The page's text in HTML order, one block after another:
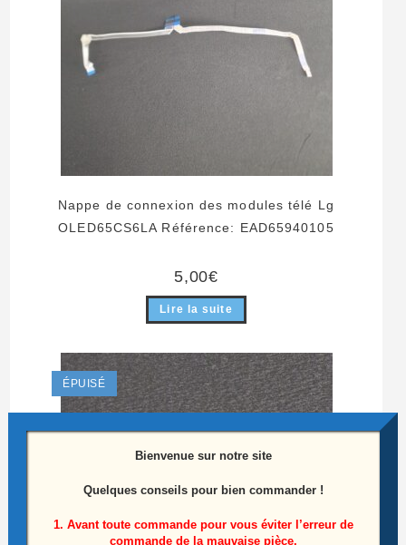
Nappe de connexion des modules télé Lg
OLED65CS6LA Référence: EAD65940105
5,00€
Lire la suite
ÉPUISÉ
Bienvenue sur notre site
Quelques conseils pour bien commander !
1. Avant toute commande pour vous éviter l’erreur de
commande de la mauvaise pièce,